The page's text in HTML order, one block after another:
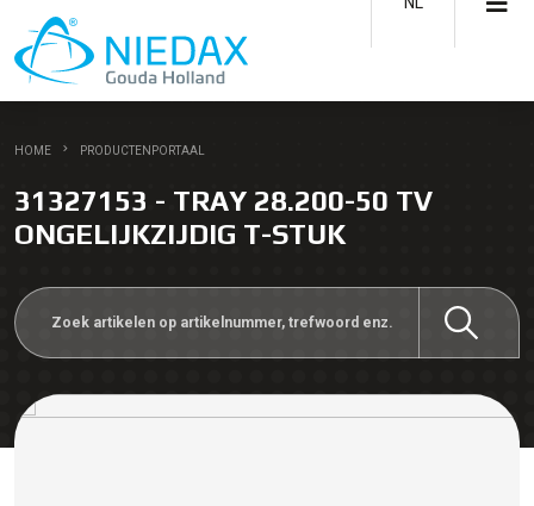
HOME PRODUCTENPORTAAL
31327153 - TRAY 28.200-50 TV
ONGELIJKZIJDIG T-STUK